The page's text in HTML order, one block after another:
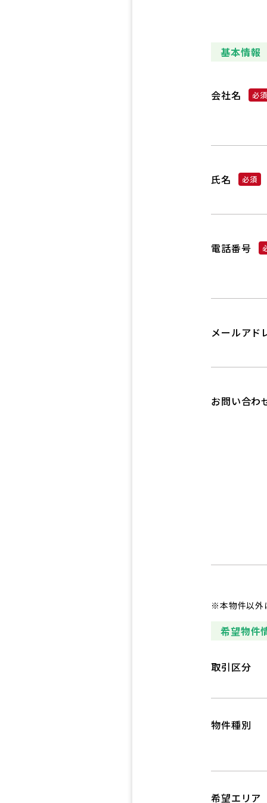
基本情報
会社名
氏名
電話番号
メールアド
お問い合わ
※本物件以外
希望物件
取引区分
物件種別
希望エリア